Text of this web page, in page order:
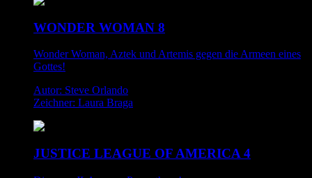
WONDER WOMAN 8
Wonder Woman, Aztek und Artemis gegen die Armeen eines
Gottes!
Autor: Steve Orlando
Zeichner: Laura Braga
JUSTICE LEAGUE OF AMERICA 4